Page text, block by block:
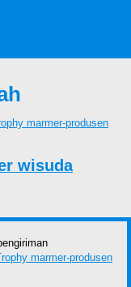
wisuda